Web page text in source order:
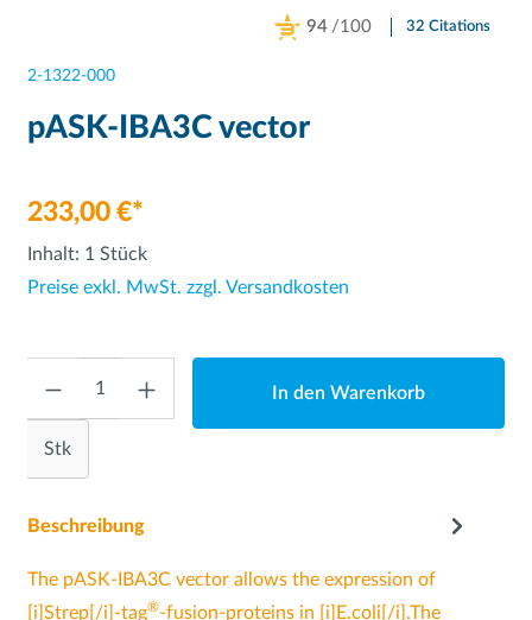
94 /100 32 Citations
2-1322-000
pASK-IBA3C vector
233,00 €*
Inhalt: 1 Stück
Preise exkl. MwSt. zzgl. Versandkosten
Stk
In den Warenkorb
Beschreibung
The pASK-IBA3C vector allows the expression of
[i]Strep[/i]-tag®-fusion-proteins in [i]E.coli[/i].The